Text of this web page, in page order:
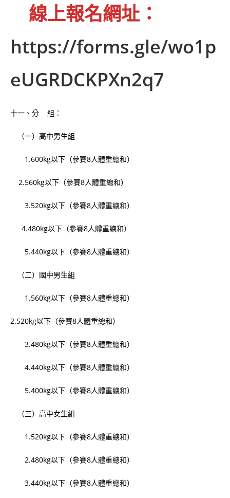
線上報名網址：
https://forms.gle/wo1p
eUGRDCKPXn2q7
十一、分 組：
（一）高中男生組
1.600kg以下（參賽8人體重總和）
2.560kg以下（參賽8人體重總和）
3.520kg以下（參賽8人體重總和）
4.480kg以下（參賽8人體重總和）
5.440kg以下（參賽8人體重總和）
（二）國中男生組
1.560kg以下（參賽8人體重總和）
2.520kg以下（參賽8人體重總和）
3.480kg以下（參賽8人體重總和）
4.440kg以下（參賽8人體重總和）
5.400kg以下（參賽8人體重總和）
（三）高中女生組
1.520kg以下（參賽8人體重總和）
2.480kg以下（參賽8人體重總和）
3.440kg以下（參賽8人體重總和）